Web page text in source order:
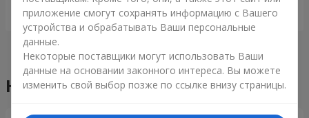
Заказать Заказать
Наши достижения
приложение смогут сохранять информацию с Вашего
устройства и обрабатывать Ваши персональные
данные.
Некоторые поставщики могут использовать Ваши
данные на основании законного интереса. Вы можете
изменить свой выбор позже по ссылке внизу страницы.